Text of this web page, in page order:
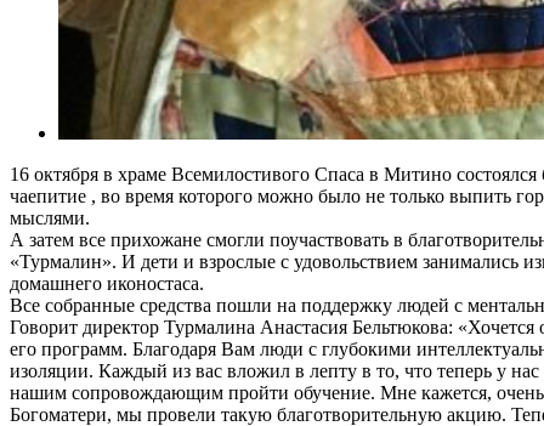
16 октября в храме Всемилостивого Спаса в Митино
чаепитие , во время которого можно было не только выпить
мыслями.
А затем все прихожане смогли поучаствовать в
«Турмалин». И дети и взрослые с удовольствием занимались
домашнего иконостаса.
Все собранные средства пошли на поддержку людей с
Говорит директор Турмалина Анастасия Бельтюкова:
его программ. Благодаря Вам люди с глубокими
изоляции. Каждый из вас вложил в лепту в то, что теперь у
нашим сопровождающим пройти обучение. Мне кажется,
Богоматери, мы провели такую благотворительную акцию.